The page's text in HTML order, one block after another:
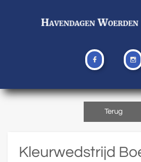
 
Terug
Kleurwedstrijd